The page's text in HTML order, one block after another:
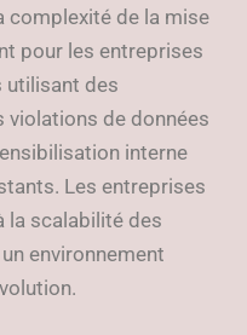
complexité de la mise
pour les entreprises
utilisant des
violations de données
interne
Les entreprises
la scalabilité des
environnement